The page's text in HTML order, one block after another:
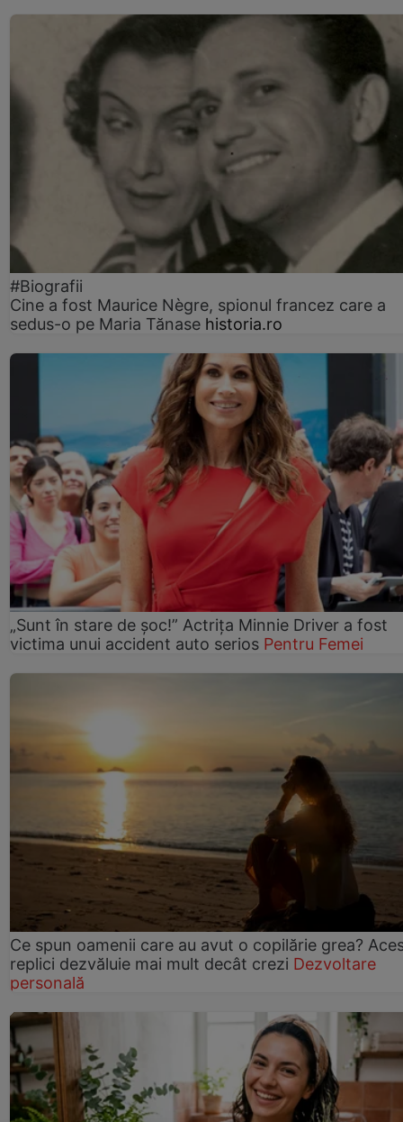
#Biografii
Cine a fost Maurice Nègre, spionul francez care a
sedus-o pe Maria Tănase historia.ro
„Sunt în stare de șoc!” Actrița Minnie Driver a fost
victima unui accident auto serios Pentru Femei
Ce spun oamenii care au avut o copilărie grea?
replici dezvăluie mai mult decât crezi Dezvoltare
personală